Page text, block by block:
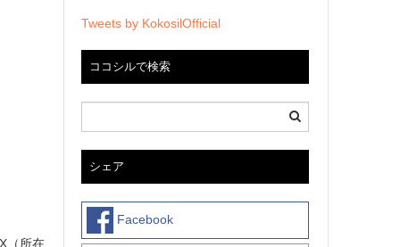
（所在
Tweets by KokosilOfficial
ココシルで検索
シェア
Facebook